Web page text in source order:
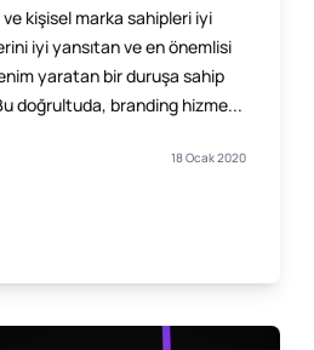
kişisel marka sahipleri iyi
iyi yansıtan ve en önemlisi
yaratan bir duruşa sahip
doğrultuda, branding hizme...
18 Ocak 2020